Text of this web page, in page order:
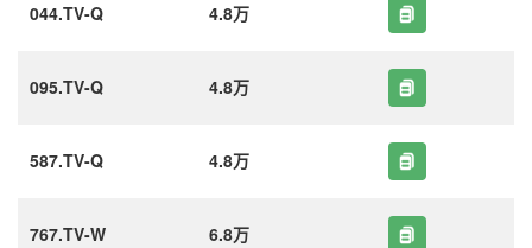
044.TV-Q 4.8万
095.TV-Q 4.8万
587.TV-Q 4.8万
767.TV-W 6.8万